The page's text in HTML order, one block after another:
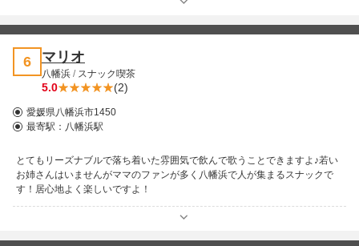
6 マリオ
八幡浜 / スナック喫茶
5.0 (2)
愛媛県八幡浜市1450
最寄駅： 八幡浜駅
とてもリーズナブルで落ち着いた雰囲気で飲んで歌うことできますよ♪若い
お姉さんはいませんがママのファンが多く八幡浜で人が集まるスナックで
す！居心地よく楽しいですよ！